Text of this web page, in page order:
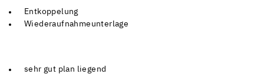
Entkoppelung
Wiederaufnahmeunterlage
sehr gut plan liegend